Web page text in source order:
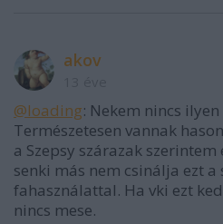
akov
@loading: Nekem nincs
Természetesen vannak
a Szepsy szárazak
senki más nem csinálja ezt
fahasználattal. Ha vki ezt
nincs mese.